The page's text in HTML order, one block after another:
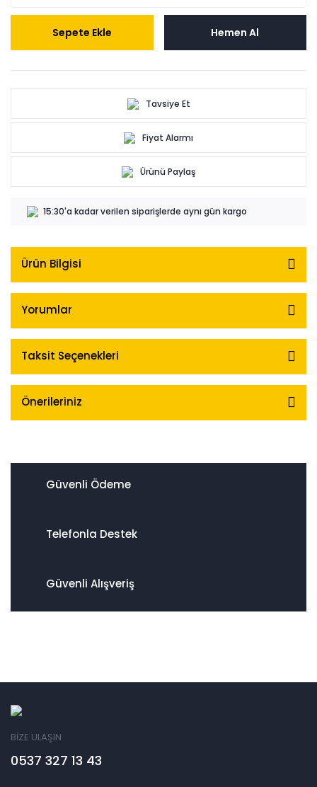
Sepete Ekle Hemen Al
Tavsiye Et
Fiyat Alarmı
Ürünü Paylaş
15:30'a kadar verilen siparişlerde aynı gün kargo
Ürün Bilgisi
Yorumlar
Taksit Seçenekleri
Önerileriniz
Güvenli Ödeme
Telefonla Destek
Güvenli Alışveriş
BİZE ULAŞIN
0537 327 13 43